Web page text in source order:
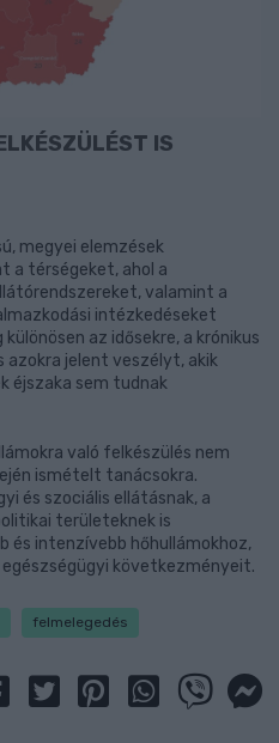
IS
megyei elemzések
a térségeket, ahol a
valamint a
intézkedéseket
az idősekre, a krónikus
azokra jelent veszélyt, akik
éjszaka sem tudnak
való felkészülés nem
ismételt tanácsokra.
és szociális ellátásnak, a
területeknek is
és intenzívebb hőhullámokhoz,
egészségügyi következményeit.
felmelegedés